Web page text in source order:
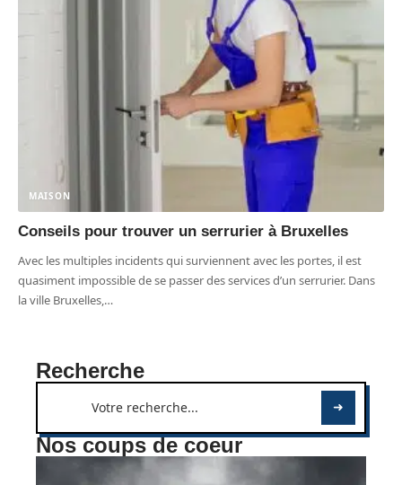
MAISON
Conseils pour trouver un serrurier à Bruxelles
Avec les multiples incidents qui surviennent avec les portes, il est
quasiment impossible de se passer des services d’un serrurier. Dans
la ville Bruxelles,…
Recherche
Nos coups de coeur